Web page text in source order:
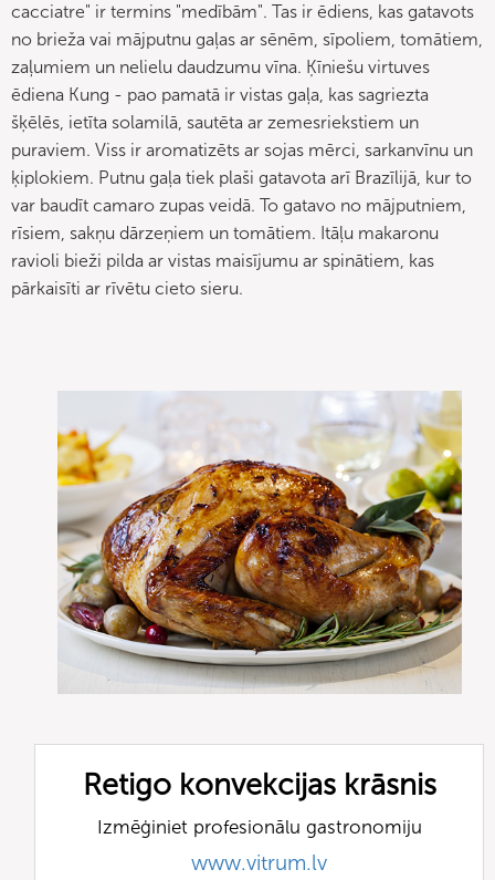
cacciatre" ir termins "medībām". Tas ir ēdiens, kas gatavots
no brieža vai mājputnu gaļas ar sēnēm, sīpoliem, tomātiem,
zaļumiem un nelielu daudzumu vīna. Ķīniešu virtuves
ēdiena Kung - pao pamatā ir vistas gaļa, kas sagriezta
šķēlēs, ietīta solamilā, sautēta ar zemesriekstiem un
puraviem. Viss ir aromatizēts ar sojas mērci, sarkanvīnu un
ķiplokiem. Putnu gaļa tiek plaši gatavota arī Brazīlijā, kur to
var baudīt camaro zupas veidā. To gatavo no mājputniem,
rīsiem, sakņu dārzeņiem un tomātiem. Itāļu makaronu
ravioli bieži pilda ar vistas maisījumu ar spinātiem, kas
pārkaisīti ar rīvētu cieto sieru.
Retigo konvekcijas krāsnis
Izmēģiniet profesionālu gastronomiju
www.vitrum.lv